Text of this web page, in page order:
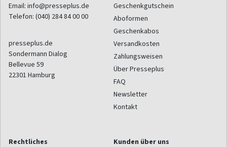
Email: info@presseplus.de
Telefon: (040) 284 84 00 00
presseplus.de
Sondermann Dialog
Bellevue 59
22301 Hamburg
Geschenkgutschein
Aboformen
Geschenkabos
Versandkosten
Zahlungsweisen
Über Presseplus
FAQ
Newsletter
Kontakt
Rechtliches
Kunden über uns